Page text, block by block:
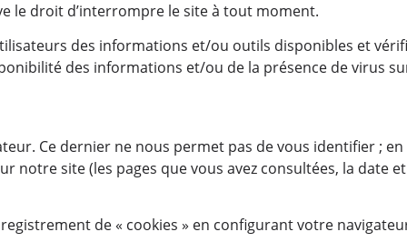
le droit d’interrompre le site à tout moment.
des informations et/ou outils disponibles et
des informations et/ou de la présence de virus
Ce dernier ne nous permet pas de vous identifier ;
site (les pages que vous avez consultées, la date
de « cookies » en configurant votre